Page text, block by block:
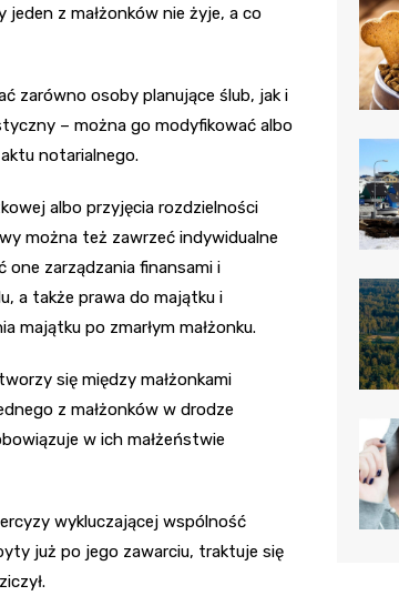
z małżonków nie żyje, a co
zarówno osoby planujące ślub, jak i
– można go modyfikować albo
notarialnego.
albo przyjęcia rozdzielności
można też zawrzeć indywidualne
zarządzania finansami i
a także prawa do majątku i
majątku po zmarłym małżonku.
się między małżonkami
z małżonków w drodze
w ich małżeństwie
wykluczającej wspólność
już po jego zawarciu, traktuje się